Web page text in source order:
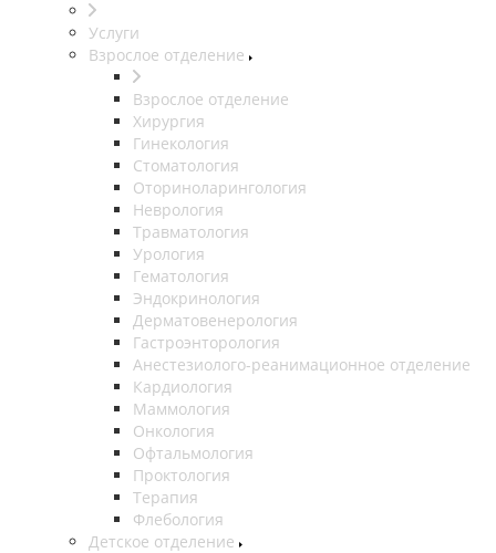
Услуги
Взрослое отделение
Взрослое отделение
Хирургия
Гинекология
Стоматология
Оториноларингология
Неврология
Травматология
Урология
Гематология
Эндокринология
Дерматовенерология
Гастроэнторология
Анестезиолого-реанимационное отделение
Кардиология
Маммология
Онкология
Офтальмология
Проктология
Терапия
Флебология
Детское отделение